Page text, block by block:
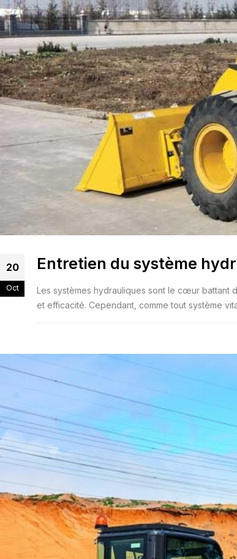
20
Oct
Entretien du système
Les systèmes hydrauliques sont le cœur battant
et efficacité. Cependant, comme tout système